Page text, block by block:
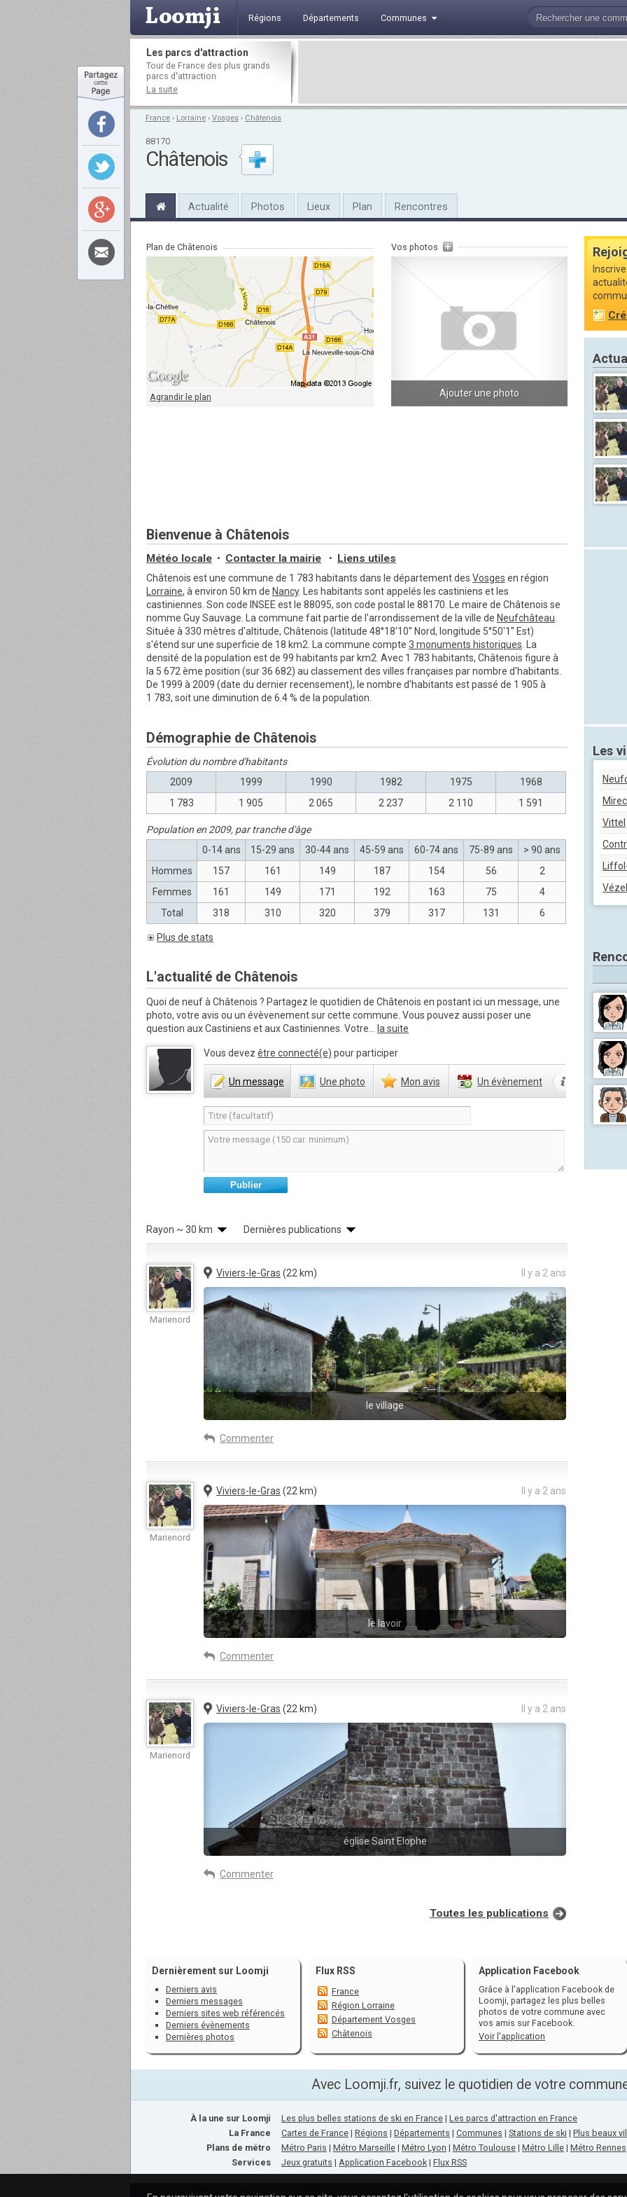
Régions Départements Communes
Les parcs d'attraction
Tour de France des plus grands
parcs d'attraction
La suite
France › Lorraine › Vosges › Châtenois
88170
Châtenois
Actualité Photos Lieux Plan Rencontres
Plan de Châtenois
Agrandir le plan
Vos photos
Ajouter une photo
Bienvenue à Châtenois
Météo locale • Contacter la mairie • Liens utiles
Châtenois est une commune de 1 783 habitants dans le département des Vosges en région
Lorraine, à environ 50 km de Nancy. Les habitants sont appelés les castiniens et les
castiniennes. Son code INSEE est le 88095, son code postal le 88170. Le maire de Châtenois se
nomme Guy Sauvage. La commune fait partie de l'arrondissement de la ville de Neufchâteau
Située à 330 mètres d'altitude, Châtenois (latitude 48°18'10'' Nord, longitude 5°50'1'' Est)
s'étend sur une superficie de 18 km2. La commune compte 3 monuments historiques . La
densité de la population est de 99 habitants par km2. Avec 1 783 habitants, Châtenois figure à
la 5 672 ème position (sur 36 682) au classement des villes françaises par nombre d'habitants.
De 1999 à 2009 (date du dernier recensement), le nombre d'habitants est passé de 1 905 à
1 783, soit une diminution de 6.4 % de la population.
Démographie de Châtenois
Évolution du nombre d'habitants
2009
1999 1990 1982 1975
1968
1 783
1 905 2 065 2 237 2 110 1 591
Population en 2009, par tranche d'âge
0-14 ans
15-29 ans 30-44 ans 45-59 ans 60-74 ans 75-89 ans
> 90 ans
Hommes
157 161 149 187 154 56
2
Femmes
161 149 171 192 163 75
4
Total
318 310 320 379 317 131 6
Plus de stats
L'actualité de Châtenois
Quoi de neuf à Châtenois ? Partagez le quotidien de Châtenois en postant ici un message, une
photo, votre avis ou un évèvenement sur cette commune. Vous pouvez aussi poser une
question aux Castiniens et aux Castiniennes. Votre...
la suite
Vous devez être connecté(e) pour participer
Un message Une photo Mon avis Un évènement
Publier
Rayon ~ 30 km Dernières publications
Marienord
Il y a 2 ans
Viviers-le-Gras (22 km)
le village
Commenter
Marienord
Il y a 2 ans
Viviers-le-Gras (22 km)
le lavoir
Commenter
Marienord
Il y a 2 ans
Viviers-le-Gras (22 km)
église Saint Elophe
Commenter
Toutes les publications
Les
Vittel
Dernièrement sur Loomji
Derniers avis
Derniers messages
Derniers sites web référencés
Derniers évènements
Dernières photos
Flux RSS
France
Région Lorraine
Département Vosges
Châtenois
Application Facebook
Grâce à l'application Facebook de
Loomji, partagez les plus belles
photos de votre commune avec
vos amis sur Facebook.
Voir l'application
Avec Loomji.fr, suivez le quotidien de votre
À la une sur Loomji
La France
Plans de métro
Services
Les plus belles stations de ski en France | Les parcs d'attraction en France
Cartes de France | Régions | Départements | Communes | Stations de ski | Plus beaux
Métro Paris | Métro Marseille | Métro Lyon | Métro Toulouse | Métro Lille | Métro Rennes
Jeux gratuits | Application Facebook | Flux RSS